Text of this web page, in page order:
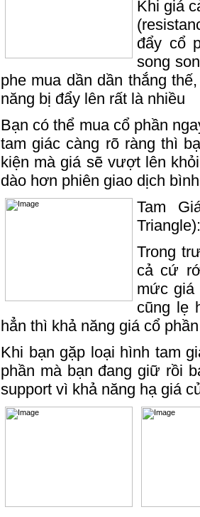
Khi giá
đẩy cổ
song
phe mua dần dần thắng
năng bị đẩy lên rất là nhiều
Bạn có thể mua cổ phần
tam giác càng rõ ràng thì
kiện mà giá sẽ vượt lên
dào hơn phiên giao dịch
Tam
Triangle):
Trong
cả cứ
mức giá
cũng lẹ
hẳn thì khả năng giá cổ
Khi bạn gặp loại hình tam
phần mà bạn đang giữ rồi
support vì khả năng hạ giá